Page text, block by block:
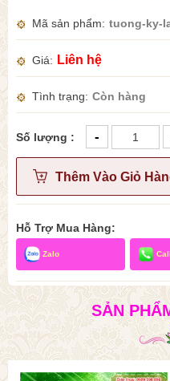
Mã sản phẩm tuong-ky-
Giá Liên hệ
Tình trạng Còn hàng
Số lượng : -
Thêm Vào Giỏ
Hỗ Trợ Mua Hàng:
Zalo Call
SẢN